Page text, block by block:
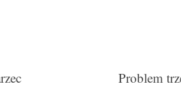
Problem